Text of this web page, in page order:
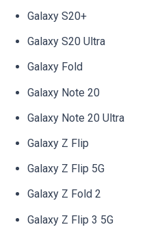
Galaxy S20+
Galaxy S20 Ultra
Galaxy Fold
Galaxy Note 20
Galaxy Note 20 Ultra
Galaxy Z Flip
Galaxy Z Flip 5G
Galaxy Z Fold 2
Galaxy Z Flip 3 5G